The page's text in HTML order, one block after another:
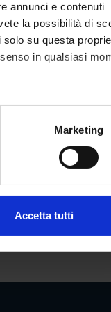
annunci e contenuti
la possibilità di
su questa
in qualsiasi
metro,Marketing
Accetta tutti
the adaptation